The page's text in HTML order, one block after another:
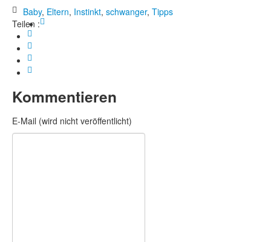
Baby, Eltern, Instinkt, schwanger, Tipps
Teilen :
Kommentieren
E-Mail (wird nicht veröffentlicht)